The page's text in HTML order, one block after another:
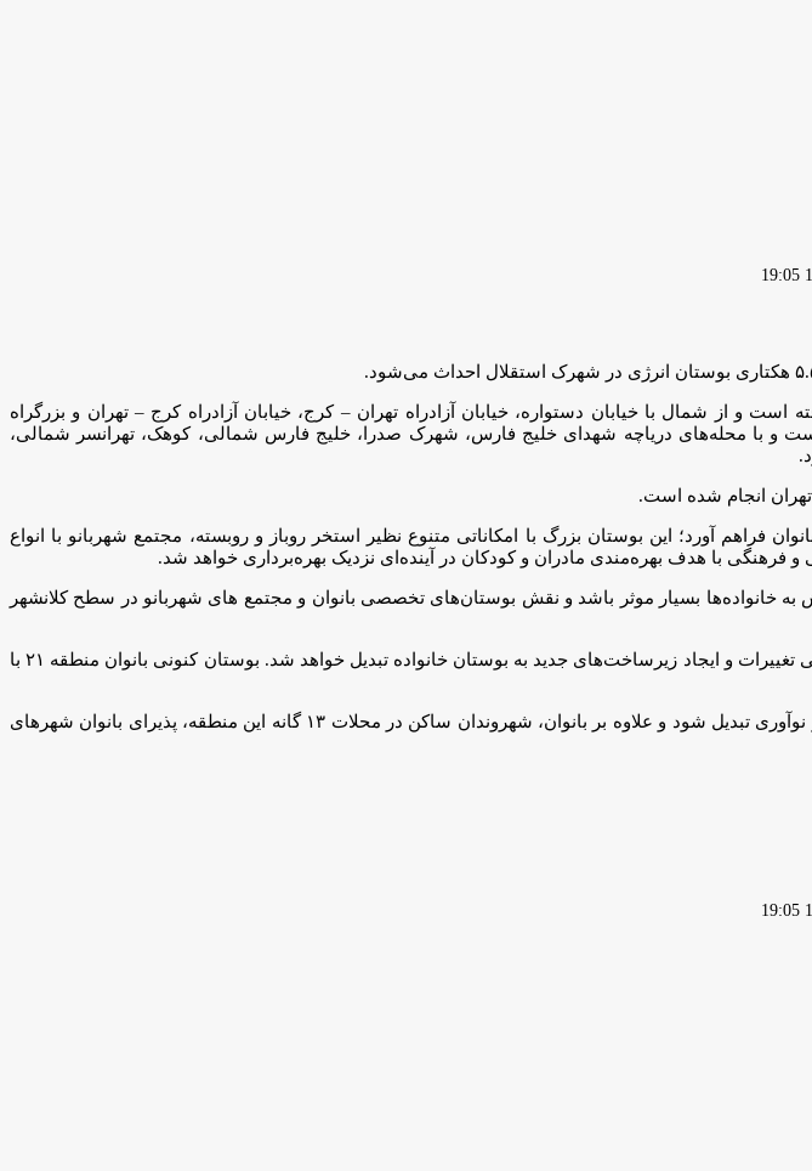
شهر تهران قرار گرفته است و از شمال با خیابان دستواره، خیابان آزادراه تهران – کرج، خیابان آزادراه کرج – تهران و بزرگراه
است و با محله‌های ‌دریاچه شهدای خلیج فارس، شهرک صدرا، خلیج فارس شمالی، کوهک، تهرانسر شمالی،
انجام شده است.
فراهم آورد؛ این بوستان بزرگ با امکاناتی متنوع نظیر استخر روباز و روبسته، مجتمع شهربانو با انواع
با هدف بهره‌مندی مادران و کودکان در آینده‌ای نزدیک بهره‌برداری خواهد شد.
به خانواده‌ها بسیار موثر باشد و نقش بوستان‌های تخصصی بانوان و مجتمع های شهربانو در سطح کلانشهر
وی ادامه داد: بوستان کنونی بانوان منطقه ۲۱ در محله تهرانسر پس از افتتاح این بوستان بزرگ تخصصی با کمی تغییرات و ایجاد زیرساخت‌های جدید به بوستان خانواده تبدیل خواهد شد. بوستان کنونی بانوان منطقه ۲۱ با
پوریافر اضافه کرد: بوستان بانوان منطقه ۲۱ پس از افتتاح می‌تواند به یکی از قطب‌های گردشگری پیشرفت و نوآوری تبدیل شود و علاوه بر بانوان، شهروندان ساکن در محلات ۱۳ گانه این منطقه، پذیرای بانوان شهرهای